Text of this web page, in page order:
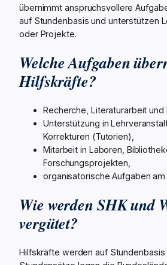
übernimmt anspruchsvollere
auf Stundenbasis und unterstützen
oder Projekte.
Welche Aufgaben
Hilfskräfte?
Recherche, Literaturarbeit und
Unterstützung in
Korrekturen (Tutorien),
Mitarbeit in Laboren,
Forschungsprojekten,
organisatorische Aufgaben am
Wie werden SHK und
vergütet?
Hilfskräfte werden auf Stundenbasis